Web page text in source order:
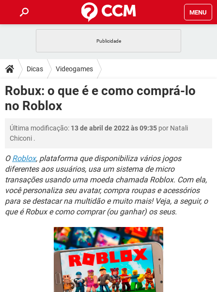
MENU
CELULAR
OUTLOOK EXCEL
INSTAGRAM
DICAS
JOGOS
CELULAR FACEBOOK
INSTAGRAM GMAIL
DOWNLOADS
JOGOS
OUTLOOK
INSTAGRAM GMAIL
GUIA DE COMPRAS
FÓRUM
JOGOS WHATSAPP
OUTLOOK EXCEL
INSTAGRAM GMAIL
GUIA DE COMPRAS
GLOSSÁRIO
JOGOS WHATSAPP
CELULAR FACEBOOK
OUTLOOK EXCEL
INSTAGRAM GMAIL
Dicas Videogames
Robux: o que é e como comprá-lo
no Roblox
Última modificação: 13 de abril de 2022 às 09:35 por Natali
Chiconi .
O Roblox, plataforma que disponibiliza vários jogos
diferentes aos usuários, usa um sistema de micro
transações usando uma moeda chamada Roblox. Com ela,
você personaliza seu avatar, compra roupas e acessórios
para se destacar na multidão e muito mais! Veja, a seguir, o
que é Robux e como comprar (ou ganhar) os seus.